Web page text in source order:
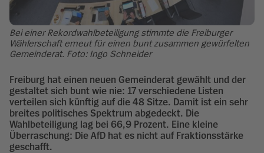
Bei einer Rekordwahlbeteiligung stimmte die Freiburger
Wählerschaft erneut für einen bunt zusammen gewürfelten
Gemeinderat. Foto: Ingo Schneider
Freiburg hat einen neuen Gemeinderat gewählt und der
gestaltet sich bunt wie nie: 17 verschiedene Listen
verteilen sich künftig auf die 48 Sitze. Damit ist ein sehr
breites politisches Spektrum abgedeckt. Die
Wahlbeteiligung lag bei 66,9 Prozent. Eine kleine
Überraschung: Die AfD hat es nicht auf Fraktionsstärke
geschafft.